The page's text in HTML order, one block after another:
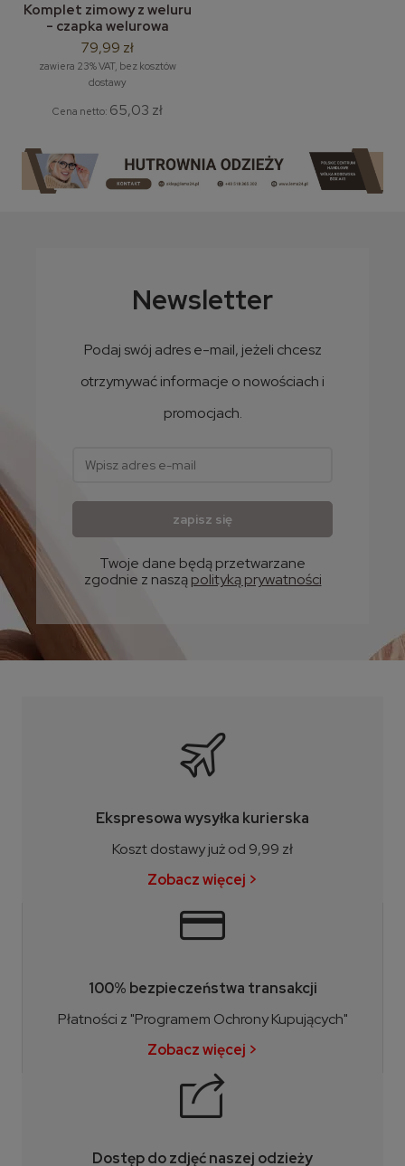
Komplet zimowy z weluru
- czapka welurowa
Krasnal z kominem LEMA
79,99 zł
zawiera 23% VAT, bez kosztów
dostawy
Cena netto: 65,03 zł
Newsletter
Podaj swój adres e-mail, jeżeli chcesz
otrzymywać informacje o nowościach i
promocjach.
zapisz się
Twoje dane będą przetwarzane
zgodnie z nasząpolityką prywatności
Ekspresowa wysyłka kurierska
Koszt dostawy już od 9,99 zł
Zobacz więcej >
100% bezpieczeństwa transakcji
Płatności z "Programem Ochrony Kupujących"
Zobacz więcej >
Dostęp do zdjęć naszej odzieży